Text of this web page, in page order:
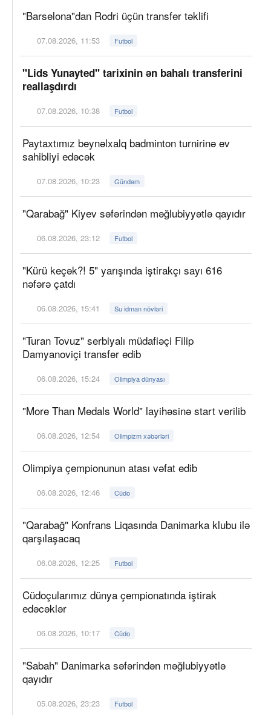
"Barselona"dan Rodri üçün transfer təklifi
07.08.2026, 11:53 Futbol
"Lids Yunayted" tarixinin ən bahalı transferini
reallaşdırdı
07.08.2026, 10:38 Futbol
Paytaxtımız beynəlxalq badminton turnirinə ev
sahibliyi edəcək
07.08.2026, 10:23 Gündəm
"Qarabağ" Kiyev səfərindən məğlubiyyətlə qayıdır
06.08.2026, 23:12 Futbol
"Kürü keçək?! 5" yarışında iştirakçı sayı 616
nəfərə çatdı
06.08.2026, 15:41 Su idman növləri
"Turan Tovuz" serbiyalı müdafiəçi Filip
Damyanoviçi transfer edib
06.08.2026, 15:24 Olimpiya dünyası
"More Than Medals World" layihəsinə start verilib
06.08.2026, 12:54 Olimpizm xəbərləri
Olimpiya çempionunun atası vəfat edib
06.08.2026, 12:46 Cüdo
"Qarabağ" Konfrans Liqasında Danimarka klubu ilə
qarşılaşacaq
06.08.2026, 12:25 Futbol
Cüdoçularımız dünya çempionatında iştirak
edəcəklər
06.08.2026, 10:17 Cüdo
"Sabah" Danimarka səfərindən məğlubiyyətlə
qayıdır
05.08.2026, 23:23 Futbol